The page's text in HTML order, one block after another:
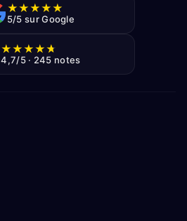
★★★★★
5/5 sur Google
★★★★★
4,7/5 · 245 notes